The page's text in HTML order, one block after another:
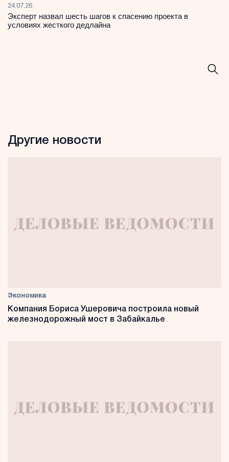
24.07.26
Эксперт назвал шесть шагов к спасению проекта в
условиях жесткого дедлайна
Другие новости
Экономика
Компания Бориса Ушеровича построила новый
железнодорожный мост в Забайкалье